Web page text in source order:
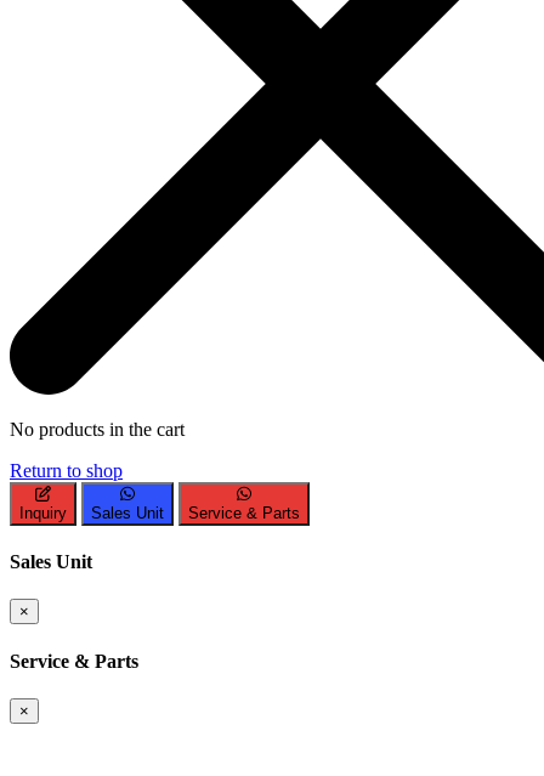
No products in the cart
Return to shop
Inquiry Sales Unit Service & Parts
Sales Unit
×
Service & Parts
×